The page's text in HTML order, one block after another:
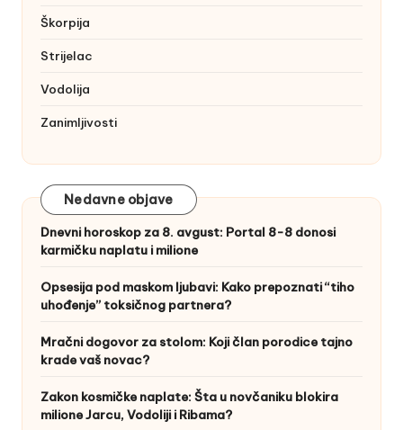
Škorpija
Strijelac
Vodolija
Zanimljivosti
Nedavne objave
Dnevni horoskop za 8. avgust: Portal 8-8 donosi
karmičku naplatu i milione
Opsesija pod maskom ljubavi: Kako prepoznati “tiho
uhođenje” toksičnog partnera?
Mračni dogovor za stolom: Koji član porodice tajno
krade vaš novac?
Zakon kosmičke naplate: Šta u novčaniku blokira
milione Jarcu, Vodoliji i Ribama?